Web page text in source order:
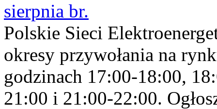
sierpnia br.
Polskie Sieci
okresy przywołania na
godzinach 17:00-18:00,
21:00 i 21:00-22:00.